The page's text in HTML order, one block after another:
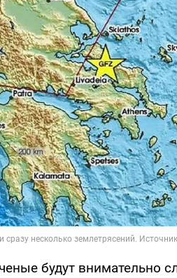
будут внимательно